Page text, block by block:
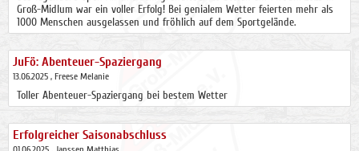
Groß-Midlum war ein voller Erfolg! Bei genialem Wetter feierten mehr als
1000 Menschen ausgelassen und fröhlich auf dem Sportgelände.
JuFö: Abenteuer-Spaziergang
13.06.2025 , Freese Melanie
Toller Abenteuer-Spaziergang bei bestem Wetter
Erfolgreicher Saisonabschluss